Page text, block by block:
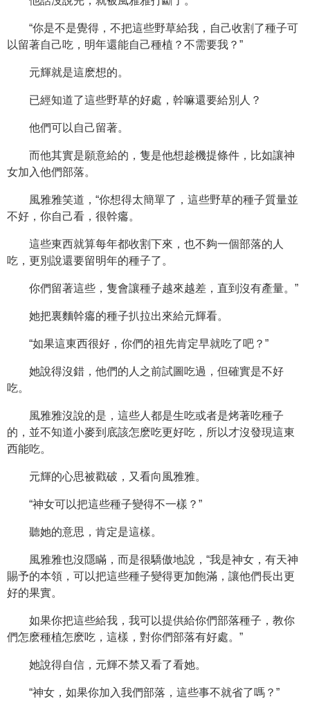
“你是不是覺得，不把這些野草給我，自己收割了種子可
以留著自己吃，明年還能自己種植？不需要我？”
元輝就是這麽想的。
已經知道了這些野草的好處，幹嘛還要給別人？
他們可以自己留著。
而他其實是願意給的，隻是他想趁機提條件，比如讓神
女加入他們部落。
風雅雅笑道，“你想得太簡單了，這些野草的種子質量並
不好，你自己看，很幹癟。
這些東西就算每年都收割下來，也不夠一個部落的人
吃，更別說還要留明年的種子了。
你們留著這些，隻會讓種子越來越差，直到沒有產量。”
她把裏麵幹癟的種子扒拉出來給元輝看。
“如果這東西很好，你們的祖先肯定早就吃了吧？”
她說得沒錯，他們的人之前試圖吃過，但確實是不好
吃。
風雅雅沒說的是，這些人都是生吃或者是烤著吃種子
的，並不知道小麥到底該怎麽吃更好吃，所以才沒發現這東
西能吃。
元輝的心思被戳破，又看向風雅雅。
“神女可以把這些種子變得不一樣？”
聽她的意思，肯定是這樣。
風雅雅也沒隱瞞，而是很驕傲地說，“我是神女，有天神
賜予的本領，可以把這些種子變得更加飽滿，讓他們長出更
好的果實。
如果你把這些給我，我可以提供給你們部落種子，教你
們怎麽種植怎麽吃，這樣，對你們部落有好處。”
她說得自信，元輝不禁又看了看她。
“神女，如果你加入我們部落，這些事不就省了嗎？”